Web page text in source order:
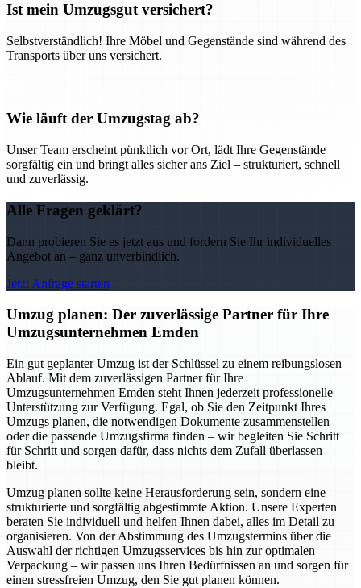
Ist mein Umzugsgut versichert?
Selbstverständlich! Ihre Möbel und Gegenstände sind während des
Transports über uns versichert.
Wie läuft der Umzugstag ab?
Unser Team erscheint pünktlich vor Ort, lädt Ihre Gegenstände
sorgfältig ein und bringt alles sicher ans Ziel – strukturiert, schnell
und zuverlässig.
Alle Fragen geklärt?
Dann probieren Sie es jetzt aus und fordern Sie Ihr individuelles
Angebot an – ganz unverbindlich.
Jetzt Anfrage starten
Umzug planen: Der zuverlässige Partner für Ihre
Umzugsunternehmen Emden
Ein gut geplanter Umzug ist der Schlüssel zu einem reibungslosen
Ablauf. Mit dem zuverlässigen Partner für Ihre
Umzugsunternehmen Emden steht Ihnen jederzeit professionelle
Unterstützung zur Verfügung. Egal, ob Sie den Zeitpunkt Ihres
Umzugs planen, die notwendigen Dokumente zusammenstellen
oder die passende Umzugsfirma finden – wir begleiten Sie Schritt
für Schritt und sorgen dafür, dass nichts dem Zufall überlassen
bleibt.
Umzug planen sollte keine Herausforderung sein, sondern eine
strukturierte und sorgfältig abgestimmte Aktion. Unsere Experten
beraten Sie individuell und helfen Ihnen dabei, alles im Detail zu
organisieren. Von der Abstimmung des Umzugstermins über die
Auswahl der richtigen Umzugsservices bis hin zur optimalen
Verpackung – wir passen uns Ihren Bedürfnissen an und sorgen für
einen stressfreien Umzug, den Sie gut planen können.